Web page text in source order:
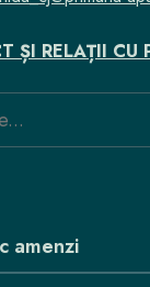
ȘI RELAȚII CU
amenzi